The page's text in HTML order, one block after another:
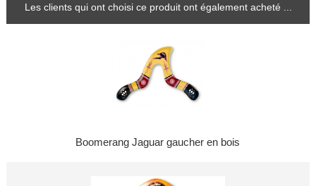
Les clients qui ont choisi ce produit ont également acheté ...
Boomerang Jaguar gaucher en bois